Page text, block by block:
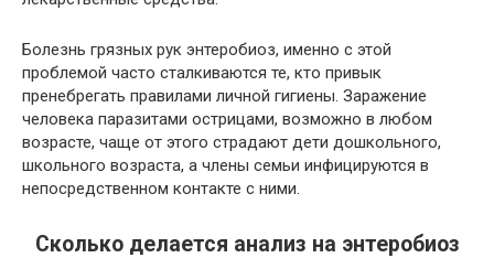
Болезнь грязных рук энтеробиоз, именно с этой
проблемой часто сталкиваются те, кто привык
пренебрегать правилами личной гигиены. Заражение
человека паразитами острицами, возможно в любом
возрасте, чаще от этого страдают дети дошкольного,
школьного возраста, а члены семьи инфицируются в
непосредственном контакте с ними.
Сколько делается анализ на энтеробиоз